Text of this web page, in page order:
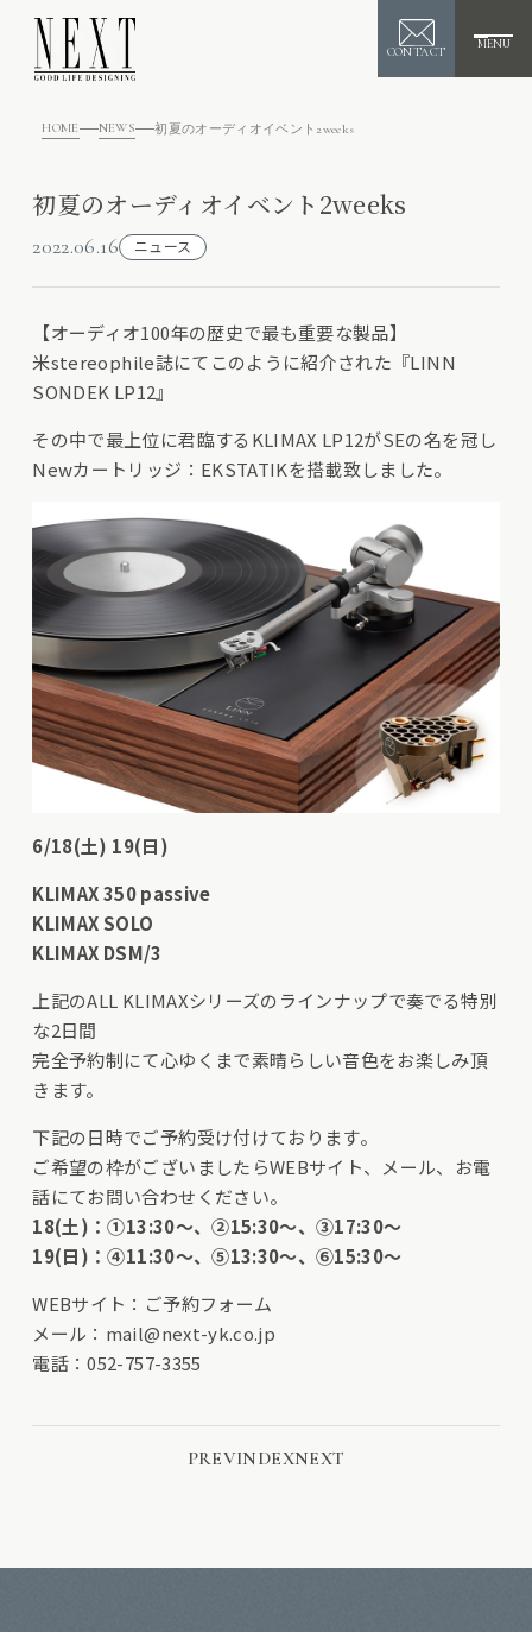
CONTACT
MENU
HOME NEWS 初夏のオーディオイベント2weeks
初夏のオーディオイベント2weeks
2022.06.16 ニュース
【オーディオ100年の歴史で最も重要な製品】
米stereophile誌にてこのように紹介された『LINN
SONDEK LP12』
その中で最上位に君臨するKLIMAX LP12がSEの名を冠し
Newカートリッジ：EKSTATIKを搭載致しました。
6/18(土) 19(日)
KLIMAX 350 passive
KLIMAX SOLO
KLIMAX DSM/3
上記のALL KLIMAXシリーズのラインナップで奏でる特別
な2日間
完全予約制にて心ゆくまで素晴らしい音色をお楽しみ頂
きます。
下記の日時でご予約受け付けております。
ご希望の枠がございましたらWEBサイト、メール、お電
話にてお問い合わせください。
18(土)：①13:30～、②15:30～、③17:30～
19(日)：④11:30～、⑤13:30～、⑥15:30～
WEBサイト： ご予約フォーム
メール： mail@next-yk.co.jp
電話：052-757-3355
PREVINDEXNEXT